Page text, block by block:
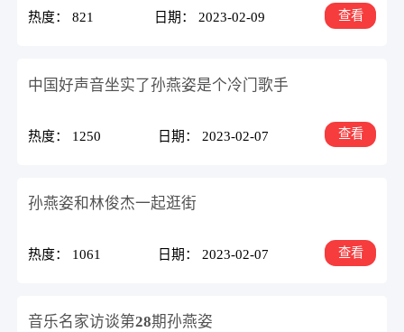
热度： 821 日期： 2023-02-09 查看
中国好声音坐实了孙燕姿是个冷门歌手
热度： 1250 日期： 2023-02-07 查看
孙燕姿和林俊杰一起逛街
热度： 1061 日期： 2023-02-07 查看
音乐名家访谈第28期孙燕姿